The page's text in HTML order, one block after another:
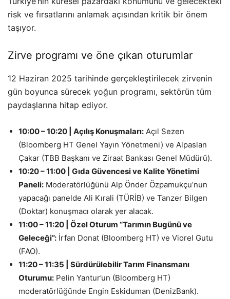
risk ve fırsatlarını anlamak açısından kritik bir önem
taşıyor.
Zirve programı ve öne çıkan oturumlar
12 Haziran 2025 tarihinde gerçekleştirilecek zirvenin
gün boyunca sürecek yoğun programı, sektörün tüm
paydaşlarına hitap ediyor.
10:00 – 10:20 | Açılış Konuşmaları: Açıl Sezen
(Bloomberg HT Genel Yayın Yönetmeni) ve Alpaslan
Çakar (TBB Başkanı ve Ziraat Bankası Genel Müdürü).
10:20 – 11:00 | Gıda Güvencesi ve Kalite Yönetimi
Paneli: Moderatörlüğünü Alp Önder Özpamukçu’nun
yapacağı panelde Ali Kırali (TÜRİB) ve Tanzer Bilgen
(Doktar) konuşmacı olarak yer alacak.
11:00 – 11:20 | Özel Oturum “Tarımın Bugünü ve
Geleceği”: İrfan Donat (Bloomberg HT) ve Viorel Gutu
(FAO).
11:20 – 11:35 | Sürdürülebilir Tarım Finansmanı
Oturumu: Pelin Yantur’un (Bloomberg HT)
moderatörlüğünde Engin Eskiduman (DenizBank).